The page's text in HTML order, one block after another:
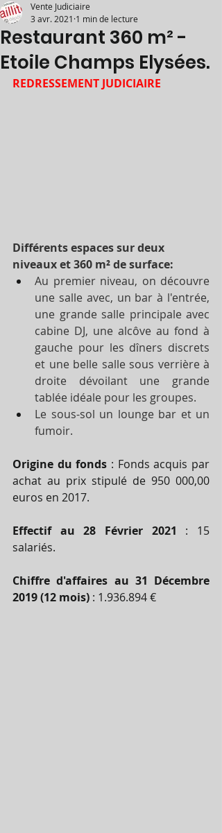
Restaurant 360 m² -
Etoile Champs Elysées.
Vente Judiciaire
3 avr. 2021 1 min de lecture
REDRESSEMENT JUDICIAIRE
Différents espaces sur deux
niveaux et 360 m² de surface:
Au premier niveau, on découvre
une salle avec, un bar à l'entrée,
une grande salle principale avec
cabine DJ, une alcôve au fond à
gauche pour les dîners discrets
et une belle salle sous verrière à
droite dévoilant une grande
tablée idéale pour les groupes.
Le sous-sol un lounge bar et un
fumoir.
Origine du fonds : Fonds acquis par
achat au prix stipulé de 950 000,00
euros en 2017.
Effectif au 28 Février 2021 : 15
salariés.
Chiffre d'affaires au 31 Décembre
2019 (12 mois) : 1.936.894 €